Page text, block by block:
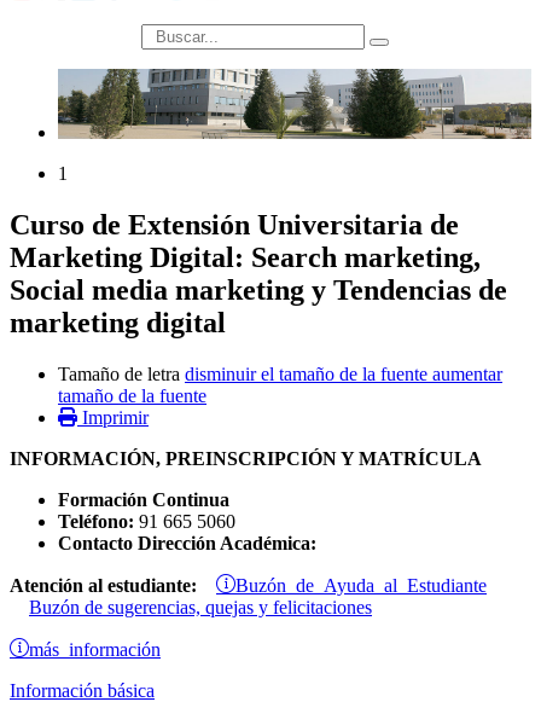
búsqueda
1
Curso de Extensión Universitaria de
Marketing Digital: Search marketing,
Social media marketing y Tendencias de
marketing digital
Tamaño de letra disminuir el tamaño de la fuente aumentar
tamaño de la fuente
Imprimir
INFORMACIÓN, PREINSCRIPCIÓN Y MATRÍCULA
Formación Continua
Teléfono: 91 665 5060
Contacto Dirección Académica:
Atención al estudiante: Buzón de Ayuda al Estudiante
Buzón de sugerencias, quejas y felicitaciones
más información
Información básica